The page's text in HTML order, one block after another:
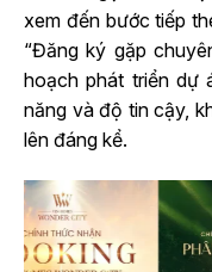
xem đến bước tiếp
“Đăng ký gặp
hoạch phát triển dự
năng và độ tin cậy,
lên đáng kể.